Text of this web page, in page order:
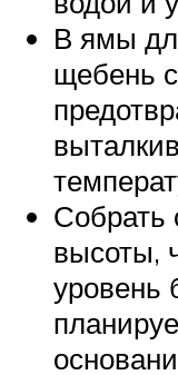
В ямы
щебень
Собрать
высоты,
уровень